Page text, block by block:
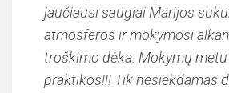
jaučiausi saugiai Marijos
atmosferos ir mokymosi
troškimo dėka. Mokymų
praktikos!!! Tik nesiekdamas